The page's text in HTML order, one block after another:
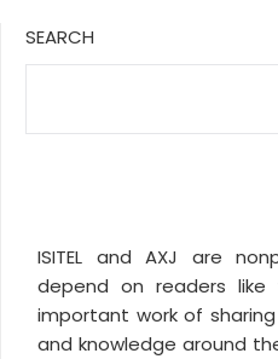
SEARCH
ISITEL and AXJ are
depend on readers
important work of
and knowledge around